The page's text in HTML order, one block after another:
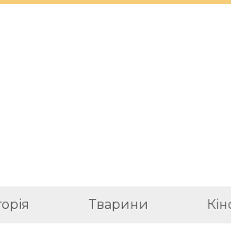
Тварини